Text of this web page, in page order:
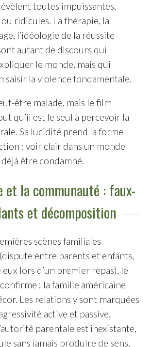
toutes impuissantes,
ridicules. La thérapie, la
l’idéologie de la réussite
autant de discours qui
le monde, mais qui
saisir la violence fondamentale.
être malade, mais le film
qu’il est le seul à percevoir la
Sa lucidité prend la forme
: voir clair dans un monde
déjà être condamné.
et la communauté : faux-
et décomposition
scènes familiales
entre parents et enfants,
lors d’un premier repas), le
: la famille américaine
Les relations y sont marquées
active et passive,
parentale est inexistante,
sans jamais produire de sens,